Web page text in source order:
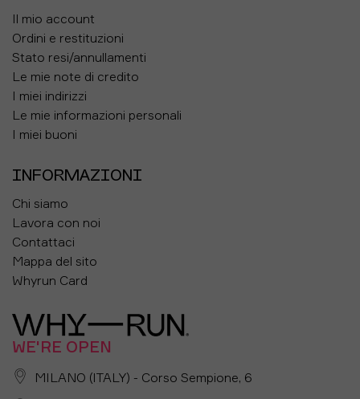
Il mio account
Ordini e restituzioni
Stato resi/annullamenti
Le mie note di credito
I miei indirizzi
Le mie informazioni personali
I miei buoni
INFORMAZIONI
Chi siamo
Lavora con noi
Contattaci
Mappa del sito
Whyrun Card
WE'RE OPEN
MILANO (ITALY) - Corso Sempione, 6